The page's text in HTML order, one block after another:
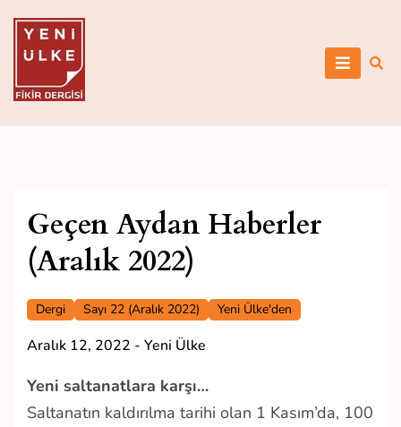
content
Yeni Ülke
Geçen Aydan Haberler
(Aralık 2022)
Dergi Sayı 22 (Aralık 2022) Yeni Ülke'den
Aralık 12, 2022 - Yeni Ülke
Yeni saltanatlara karşı…
Saltanatın kaldırılma tarihi olan 1 Kasım’da, 100